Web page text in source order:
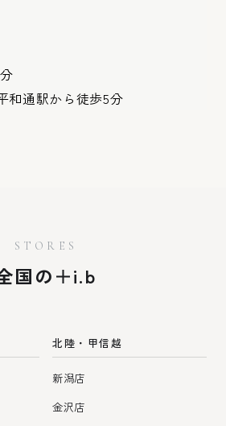
和通駅から徒歩5分
STORES
国の＋i.b
北陸・甲信越
新潟店
金沢店